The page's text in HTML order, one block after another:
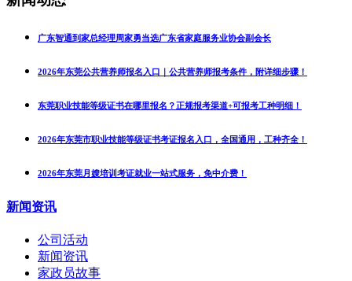
广东智通到家总经理周家勇当选广东省家庭服务业协会副会长
2026年东莞公共营养师报名入口｜公共营养师报考条件，附详细步骤！
东莞职业技能等级证书在哪里报名？正规报考渠道+可报考工种明细！
2026年东莞市职业技能等级证书考证报名入口，全国通用，工种齐全！
2026年东莞月嫂培训考证就业一站式服务，免中介费！
新闻资讯
公司活动
新闻资讯
家政员故事